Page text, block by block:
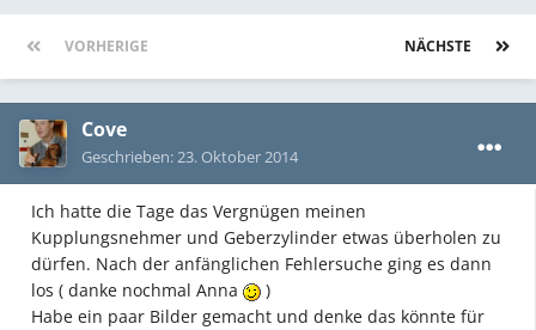
VORHERIGE NÄCHSTE
Cove
Geschrieben:23. Oktober 2014
Ich hatte die Tage das Vergnügen meinen
Kupplungsnehmer und Geberzylinder etwas überholen zu
dürfen. Nach der anfänglichen Fehlersuche ging es dann
los ( danke nochmal Anna
)
Habe ein paar Bilder gemacht und denke das könnte für